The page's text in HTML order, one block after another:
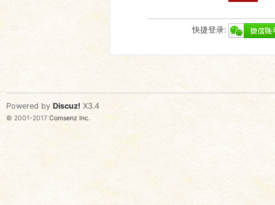
快捷登录:
Powered by Discuz! X3.4
© 2001-2017 Comsenz Inc.